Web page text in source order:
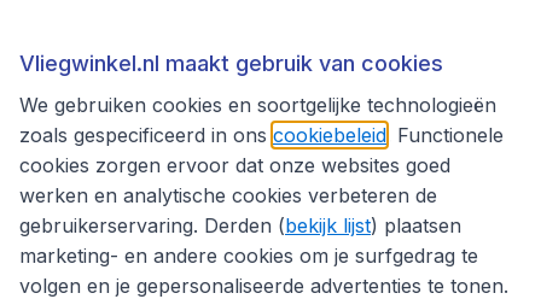
Thema's
Vliegwinkel.nl maakt gebruik van cookies
We gebruiken cookies en soortgelijke technologieën
zoals gespecificeerd in ons cookiebeleid . Functionele
cookies zorgen ervoor dat onze websites goed
werken en analytische cookies verbeteren de
gebruikerservaring. Derden (bekijk lijst) plaatsen
marketing- en andere cookies om je surfgedrag te
volgen en je gepersonaliseerde advertenties te tonen.